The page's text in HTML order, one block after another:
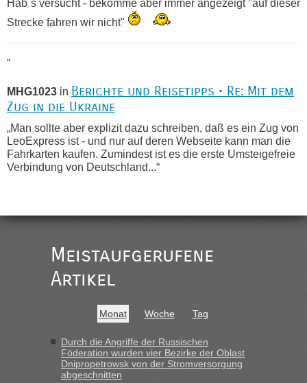
Hab´s versucht - bekomme aber immer angezeigt "auf dieser
Strecke fahren wir nicht"
“
MHG1023 in Berichte und Reisetipps • Re: Mit dem
Zug in die Ukraine
„Man sollte aber explizit dazu schreiben, daß es ein Zug von
LeoExpress ist - und nur auf deren Webseite kann man die
Fahrkarten kaufen. Zumindest ist es die erste Umsteigefreie
Verbindung von Deutschland...“
gab es keine Probleme“
inRecht, Visa und Dokumente • Re: Seit
Anfang des Jahres haben die Zollbeamten
Verstöße im Wert von fast 11 Milliarden
„Am besten wäre natürlich, wenn die Frau mit dabei ist.
Alleinreisende Männer stehen schließlich immer unter
Meistaufgerufene
Artikel
Monat Woche Tag
Durch die Angriffe der Russischen
Föderation wurden vier Bezirke der Oblast
Dnipropetrowsk von der Stromversorgung
abgeschnitten